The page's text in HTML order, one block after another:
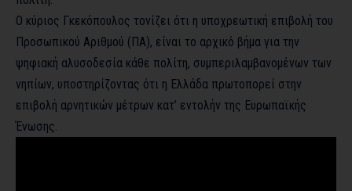
Ο κύριος Γκεκόπουλος τονίζει ότι η υποχρεωτική επιβολή του
Προσωπικού Αριθμού (ΠΑ), είναι το αρχικό βήμα για την
ψηφιακή αλυσοδεσία κάθε πολίτη, συμπεριλαμβανομένων των
νηπίων, υποστηρίζοντας ότι η Ελλάδα πρωτοπορεί στην
επιβολή αρνητικών μέτρων κατ’ εντολήν της Ευρωπαϊκής
Ένωσης.